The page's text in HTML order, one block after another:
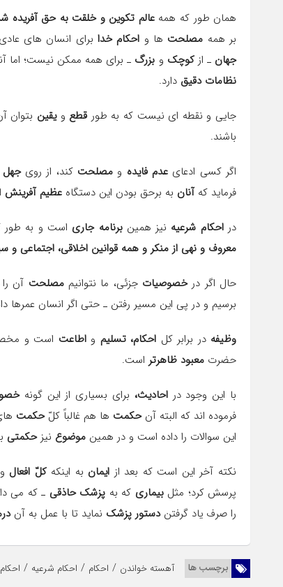
همان طور که همهعالم تکوین و خلقت به حق آفریده
بر همه مصلحت ها و احکام خدا براى انسان هاى عادى
جهان ـ ازکوچک و بزرگ ـ براى همه ممکن نیست؛ اما
نظامات دقیق دارد.
جایی و نقطه ای نیست که به طور قطع ویقین بتوان
باشند.
اگر کسی ادعای عدم فایده و مصلحت کند، از رویجهل
فرماید کهآنان به برحق بودن این دستگاه عظیم آفرینش
دراحکام شرعیه نیز همینبرنامه جارى است و به
معروف و نهى از منکر و همه قوانین اخلاقى، اجتماعى و
حال اگر درخصوصیات جزئى، ما نتوانیممصلحت آن
برسیم و در پى این مسیر رفتن ـ حتى اگر انسان عمرها
وظیفه در برابر کل احکام، تسلیم واطاعت است و
حضرت معبود ظاهرتر است.
با این وجود دراحادیث، براى بسیارى از این گونه
فرموده اند که البته آنحکمت ها هم غالباً کلّحکمت
این سوالات را داده است و در همین موضوع نیزحکمتى
نکته آخر این است که بعد از ایمان به اینکهکلّ افعال و
پرسش کرد؛ مثلبیمارى که به پزشک حاذقى ـ که مى
را صرف یاد گرفتندستور پزشک نماید تا با عمل به آن
برچسب ها آهسته خواندن / احکام / احکام شرعیه /